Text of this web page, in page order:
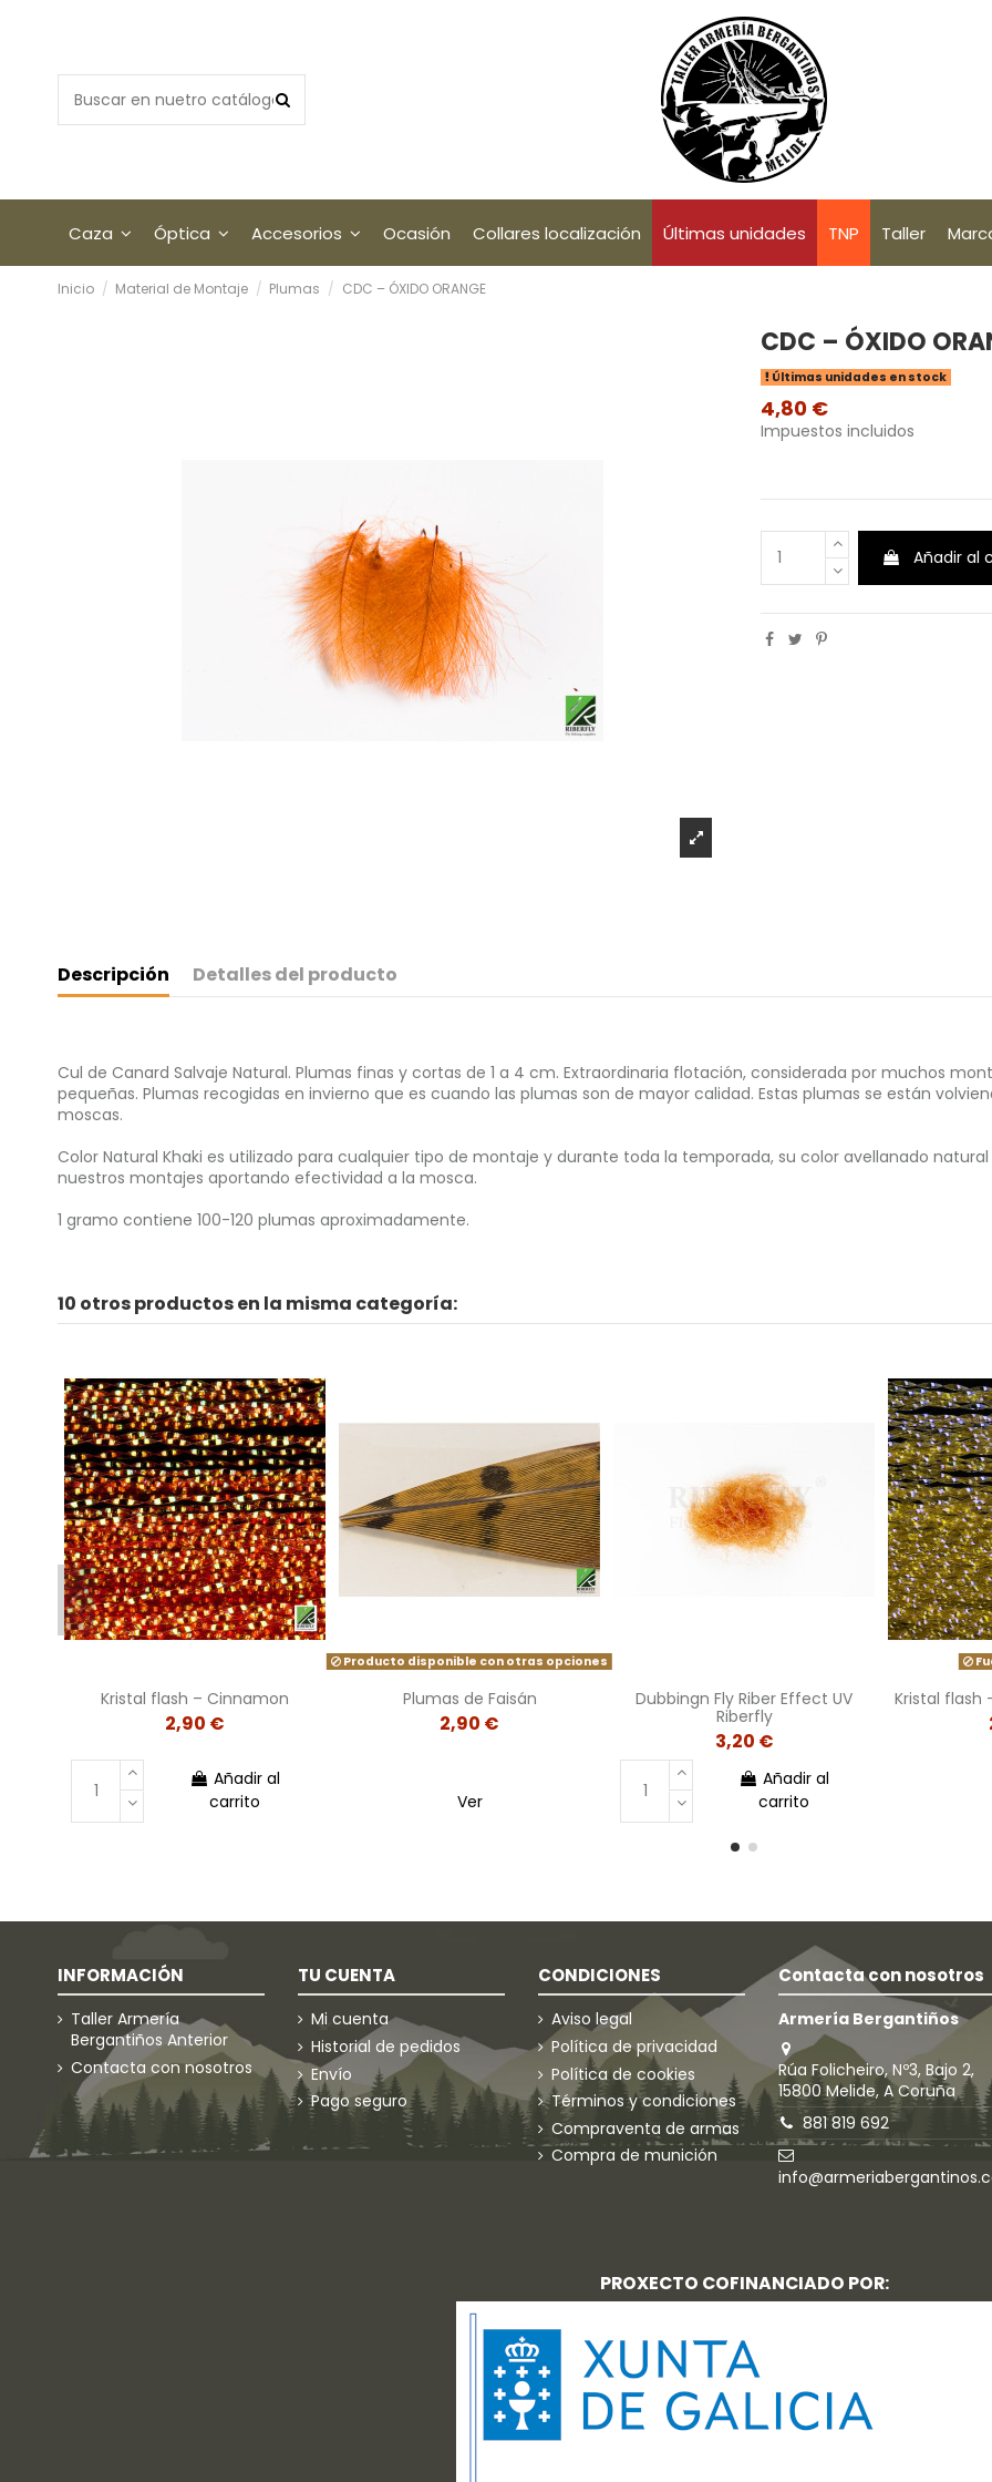
Caza Óptica Accesorios Ocasión Collares localización Últimas unidades TNP Taller
Inicio Material de Montaje Plumas CDC – ÓXIDO ORANGE
CDC – ÓXIDO
Últimas unidades en stock
4,80 €
Impuestos incluidos
Añadir al
Descripción Detalles del producto
Cul de Canard Salvaje Natural. Plumas finas y cortas de 1 a 4 cm. Extraordinaria flotación, considerada por muchos
pequeñas. Plumas recogidas en invierno que es cuando las plumas son de mayor calidad. Estas plumas se están
moscas.
Color Natural Khaki es utilizado para cualquier tipo de montaje y durante toda la temporada, su color avellanado
nuestros montajes aportando efectividad a la mosca.
1 gramo contiene 100-120 plumas aproximadamente.
10 otros productos en la misma categoría:
Kristal flash – Cinnamon
2,90 €
Añadir al
carrito
Producto disponible con otras opciones
Plumas de Faisán
2,90 €
Ver
Dubbingn Fly Riber Effect UV
Riberfly
3,20 €
Añadir al
carrito
Kristal flash
INFORMACIÓN
Taller Armería
Bergantiños Anterior
Contacta con nosotros
TU CUENTA
Mi cuenta
Historial de pedidos
Envío
Pago seguro
CONDICIONES
Aviso legal
Política de privacidad
Política de cookies
Términos y condiciones
Compraventa de armas
Compra de munición
Contacta con nosotros
Armería Bergantiños
Rúa Folicheiro, Nº3, Bajo 2,
15800 Melide, A Coruña
881 819 692
PROXECTO COFINANCIADO POR: